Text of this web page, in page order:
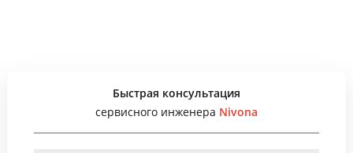
Быстрая консультация
сервисного инженера Nivona